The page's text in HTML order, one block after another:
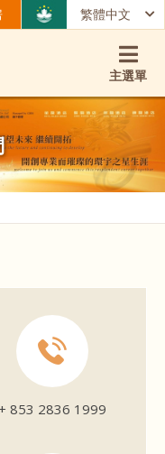
繁體中文
主選單
853 2836 1999